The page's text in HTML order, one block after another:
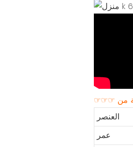
العنصر
عمر